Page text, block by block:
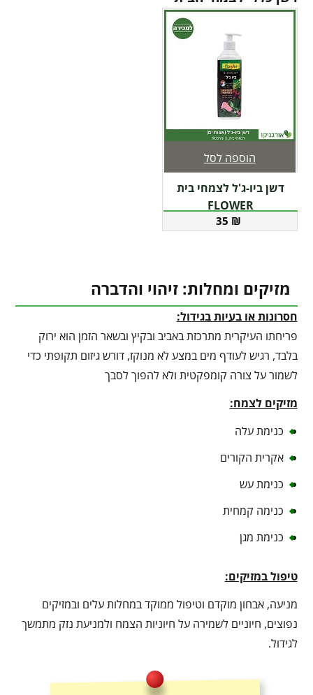
דשן ביו-ג'ל לצמחי בית
FLOWER
35 ₪
הוספה לסל
מזיקים ומחלות: זיהוי והדברה
חסרונות או בעיות בגידול:
פריחתו העיקרית מתרכזת באביב ובקיץ ובשאר הזמן הוא ירוק
בלבד, רגיש לעודף מים במצע לא מנוקז, דורש גיזום תקופתי כדי
לשמור על צורה קומפקטית ולא להפוך לסבך
מזיקים לצמח:
כנימת עלה
אקרית הקורים
כנימת עש
כנימה קמחית
כנימת מגן
טיפול במזיקים:
מניעה, אבחון מוקדם וטיפול ממוקד במחלות עלים ובמזיקים
נפוצים, חיוניים לשמירה על חיוניות הצמח ולמניעת נזק מתמשך
לגידול.